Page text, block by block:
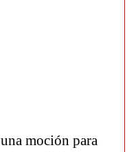
moción para